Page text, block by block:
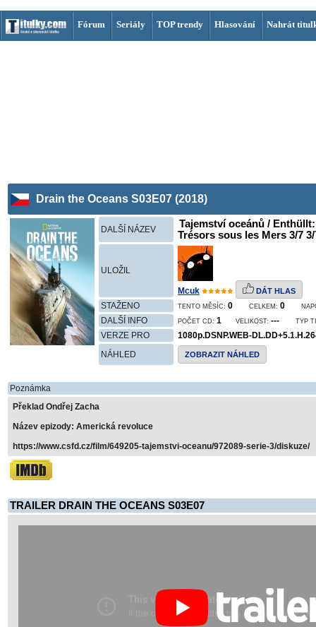
Fórum Seriály TOP trendy Hlasování Nahrát
Drain the Oceans S03E07 (2018)
DALŠÍ NÁZEV
Tajemství oceánů /
Trésors sous les Mers 3/7 3/
ULOŽIL
Mcuk DÁT HLAS
STAŽENO TENTO MĚSÍC: 0 CELKEM: 0
DALŠÍ INFO POČET CD: 1 VELIKOST: --- TYP
VERZE PRO
1080p.DSNP.WEB-
NÁHLED
ZOBRAZIT NÁHLED
Poznámka
Překlad Ondřej Zacha
Název epizody: Americká revoluce
https://www.csfd.cz/film/649205-tajemstvi-oceanu/972089-serie-3/diskuze/
TRAILER DRAIN THE OCEANS S03E07